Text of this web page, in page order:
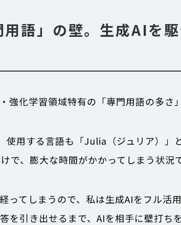
語」の壁。生成AIを
化学習領域特有の「専門用語の多さ
用する言語も「Julia（ジュリア）」
で、膨大な時間がかかってしまう状況
ってしまうので、私は生成AIをフル活
を引き出せるまで、AIを相手に壁打ち